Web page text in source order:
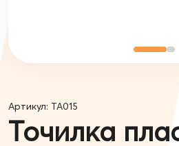
Артикул: TA015
Точилка